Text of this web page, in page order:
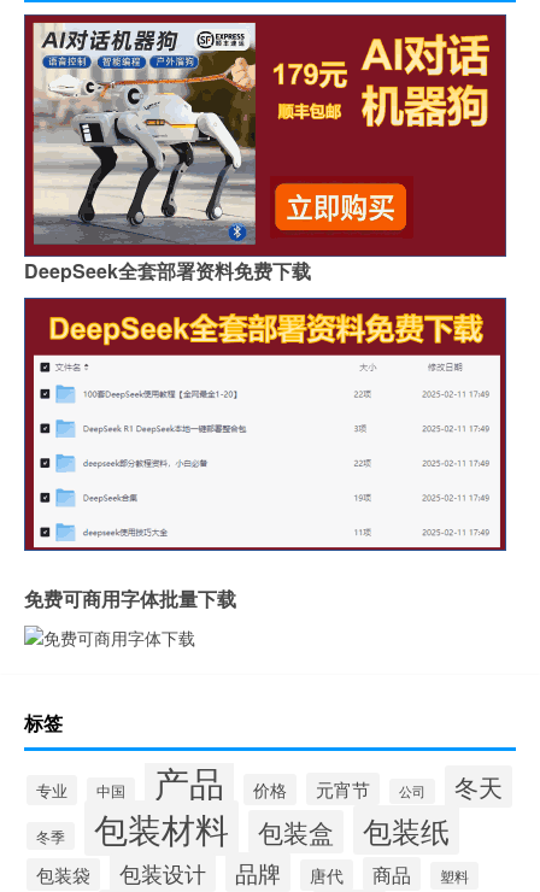
DeepSeek全套部署资料免费下载
免费可商用字体批量下载
标签
专业 中国 产品 价格 元宵节 公司 冬天
冬季 包装材料 包装盒 包装纸
包装袋 包装设计 品牌 唐代 商品 塑料